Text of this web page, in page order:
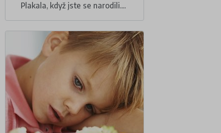
Plakala, když jste se narodili....